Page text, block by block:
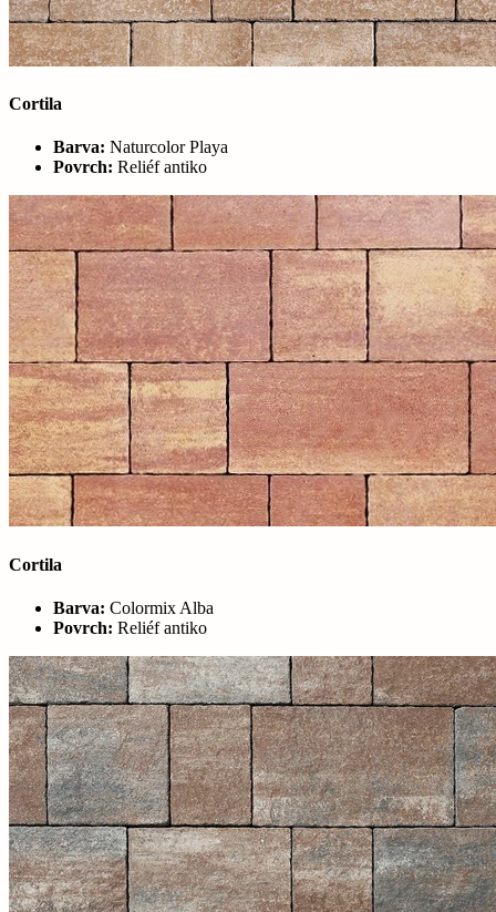
Cortila
Barva: Naturcolor Playa
Povrch: Reliéf antiko
Cortila
Barva: Colormix Alba
Povrch: Reliéf antiko